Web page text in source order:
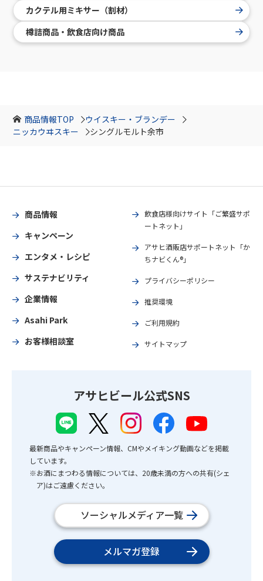
商品情報TOP
ウイスキー・ブランデー
ニッカウヰスキー
シングルモルト余市
カクテル用ミキサー（割材）
樽詰商品・飲食店向け商品
商品情報
キャンペーン
エンタメ・レシピ
サステナビリティ
企業情報
Asahi Park
お客様相談室
飲食店様向けサイト「ご繁盛サポ
ートネット」
アサヒ酒販店サポートネット「か
ちナビくん®」
プライバシーポリシー
推奨環境
ご利用規約
サイトマップ
アサヒビール公式SNS
最新商品やキャンペーン情報、CMやメイキング動画などを掲載
しています。
※お酒にまつわる情報については、20歳未満の方への共有(シェ
ア)はご遠慮ください。
ソーシャルメディア一覧
メルマガ登録